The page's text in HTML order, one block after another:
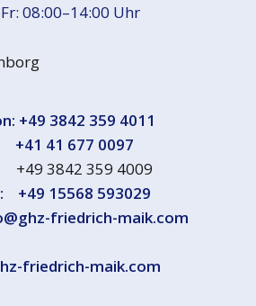
08:00–14:00 Uhr
+49 3842 359 4011
+41 41 677 0097
3842 359 4009
+49 15568 593029
friedrich-maik.com
friedrich-maik.com